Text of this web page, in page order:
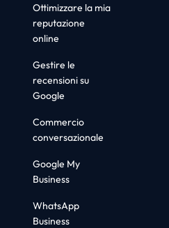
Ottimizzare la mia
reputazione
online
Gestire le
recensioni su
Google
Commercio
conversazionale
Google My
Business
WhatsApp
Business